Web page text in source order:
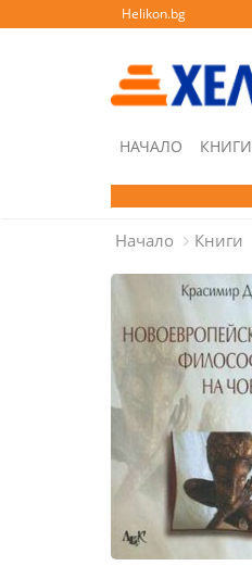
Helikon.bg
НАЧАЛО КНИГИ
Начало Книги